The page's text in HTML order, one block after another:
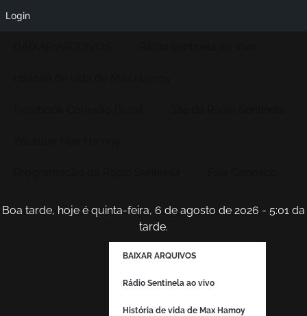
Boa tarde, hoje é quinta-feira, 6 de agosto de 2026 - 5:01 da
tarde.
BAIXAR ARQUIVOS
Rádio Sentinela ao vivo
História de vida de Max Hamoy
Login